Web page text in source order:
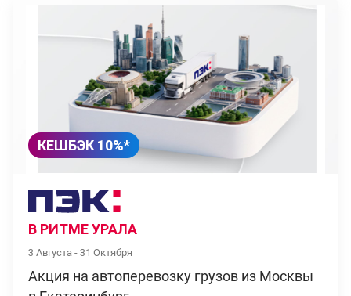
КЕШБЭК 10%*
В РИТМЕ УРАЛА
3 Августа - 31 Октября
Акция на автоперевозку грузов из Москвы